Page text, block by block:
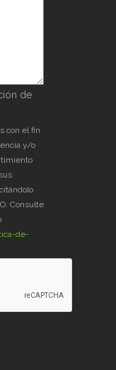
de
de
con el fin
y/o
Consulte
de-